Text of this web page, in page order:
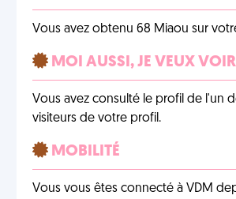
Vous avez obtenu 68 Miaou sur
MOI AUSSI, JE VEUX VOIR
Vous avez consulté le profil de l'un
visiteurs de votre profil.
MOBILITÉ
Vous vous êtes connecté à VDM